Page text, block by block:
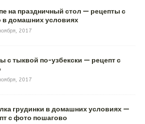
на праздничный стол — рецепты с
домашних условиях
2017
с тыквой по-узбекски — рецепт с
2017
грудинки в домашних условиях —
с фото пошагово